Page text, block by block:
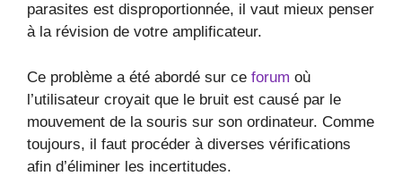
parasites est disproportionnée, il vaut mieux penser
à la révision de votre amplificateur.
Ce problème a été abordé sur ce forum où
l’utilisateur croyait que le bruit est causé par le
mouvement de la souris sur son ordinateur. Comme
toujours, il faut procéder à diverses vérifications
afin d’éliminer les incertitudes.